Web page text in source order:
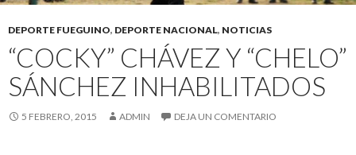
DEPORTE FUEGUINO, DEPORTE NACIONAL, NOTICIAS
“COCKY” CHÁVEZ Y “CHELO”
SÁNCHEZ INHABILITADOS
5 FEBRERO, 2015 ADMIN DEJA UN COMENTARIO